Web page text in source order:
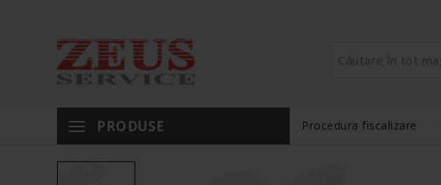
PRODUSE Procedura fiscalizare